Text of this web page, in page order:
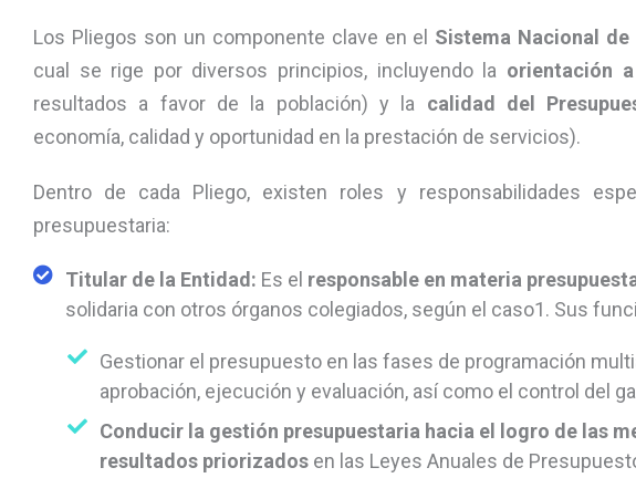
Los Pliegos son un componente clave en el Sistema Nacional de
cual se rige por diversos principios, incluyendo la orientación
resultados a favor de la población) y la calidad del
economía, calidad y oportunidad en la prestación de servicios).
Dentro de cada Pliego, existen roles y responsabilidades
presupuestaria:
Titular de la Entidad: Es el responsable en materia
solidaria con otros órganos colegiados, según el caso1. Sus
Gestionar el presupuesto en las fases de programación
aprobación, ejecución y evaluación, así como el control del
Conducir la gestión presupuestaria hacia el logro de las
resultados priorizados en las Leyes Anuales de